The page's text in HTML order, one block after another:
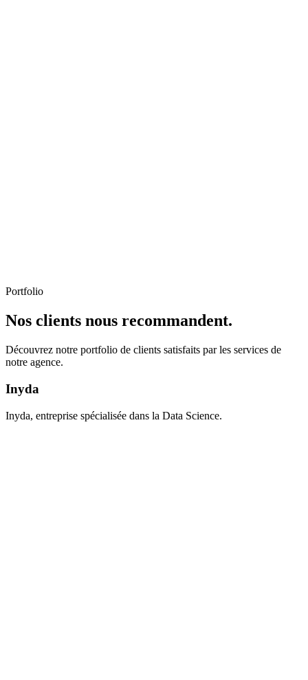
Portfolio
Nos clients nous recommandent.
Découvrez notre portfolio de clients satisfaits par les services de
notre agence.
Inyda
Inyda, entreprise spécialisée dans la Data Science.